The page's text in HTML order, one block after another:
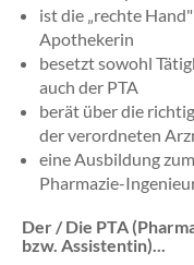
ist die „rechte
Apothekerin
besetzt sowohl
auch der PTA
berät über die
der verordneten
eine Ausbildung
Pharmazie-
Der / Die PTA
bzw. Assistentin)...